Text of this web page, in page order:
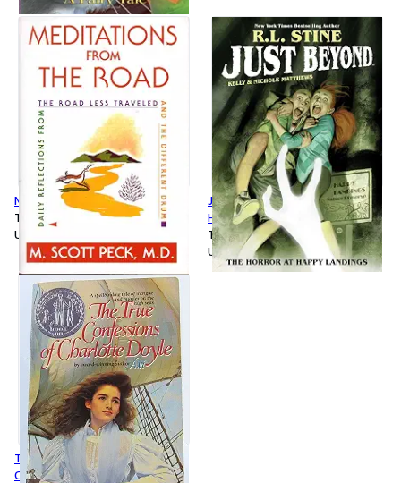
Meditations from the Road
Tapa blanda
Usado
Just Beyond: The Horror at
Happy Landings
Tapa blanda
Usado
The True Confessions of
Charlotte Doyle